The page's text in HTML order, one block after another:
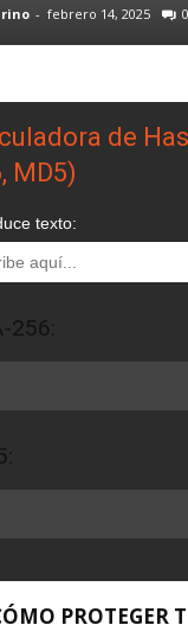
- febrero 14, 2025 0
de
MD5)
texto:
256:
PROTEGER